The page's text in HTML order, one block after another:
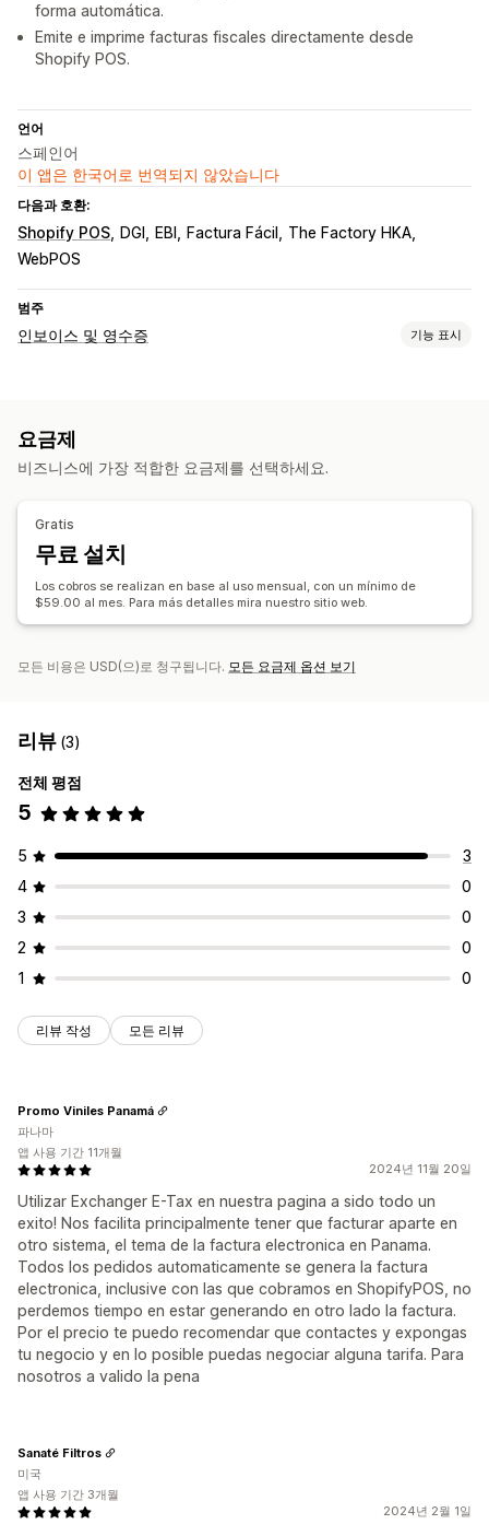
forma automática.
Emite e imprime facturas fiscales directamente desde
Shopify POS.
언어
스페인어
이 앱은 한국어로 번역되지 않았습니다
다음과 호환:
Shopify POS DGI EBI Factura Fácil
The Factory HKA
WebPOS
범주
인보이스 및 영수증 기능 표시
맞춤 설정
파일 관리
PDF 생성
요금제
비즈니스에 가장 적합한 요금제를 선택하세요.
Gratis
무료 설치
Los cobros se realizan en base al uso mensual, con un mínimo de
$59.00 al mes. Para más detalles mira nuestro sitio web.
모든 비용은 USD(으)로 청구됩니다. 모든 요금제 옵션 보기
리뷰 (3)
전체 평점
5
5
3
4
0
3
0
2
0
1
0
리뷰 작성 모든 리뷰
2024년 11월 20일
Utilizar Exchanger E-Tax en nuestra pagina a sido todo un
exito! Nos facilita principalmente tener que facturar aparte en
otro sistema, el tema de la factura electronica en Panama.
Todos los pedidos automaticamente se genera la factura
electronica, inclusive con las que cobramos en ShopifyPOS, no
perdemos tiempo en estar generando en otro lado la factura.
Por el precio te puedo recomendar que contactes y expongas
tu negocio y en lo posible puedas negociar alguna tarifa. Para
nosotros a valido la pena
Promo Viniles Panamá
파나마
앱 사용 기간 11개월
2024년 2월 1일
Sanaté Filtros
미국
앱 사용 기간 3개월